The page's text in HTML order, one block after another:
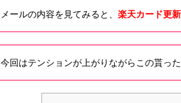
メールの内容を見てみると、 楽天カード更
今回はテンションが上がりながらこの貰っ